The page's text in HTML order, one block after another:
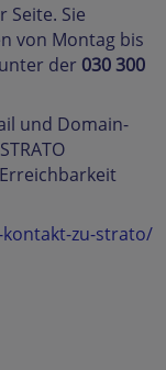
Seite. Sie
von Montag bis
der 030 300
und Domain-
zu-strato/